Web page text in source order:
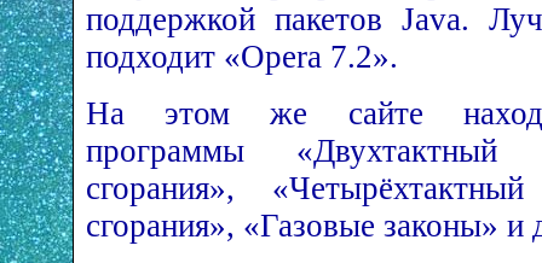
поддержкой пакетов Java.
подходит «Opera 7.2».
На этом же сайте
программы «Двухтактный
сгорания»,
сгорания», «Газовые законы» и